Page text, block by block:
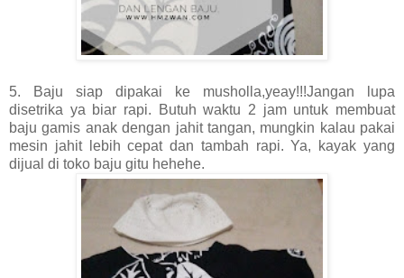
5. Baju siap dipakai ke musholla,yeay!!!Jangan lupa
disetrika ya biar rapi. Butuh waktu 2 jam untuk membuat
baju gamis anak dengan jahit tangan, mungkin kalau pakai
mesin jahit lebih cepat dan tambah rapi. Ya, kayak yang
dijual di toko baju gitu hehehe.